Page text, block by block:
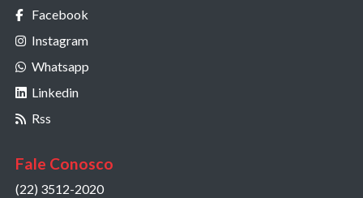
Facebook
Instagram
Whatsapp
Linkedin
Rss
Fale Conosco
(22) 3512-2020